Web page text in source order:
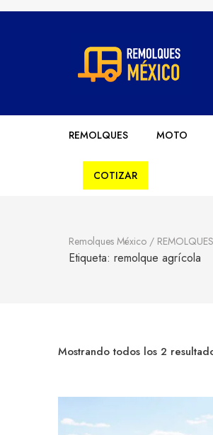
Remolques
REMOLQUES MOTO
COTIZAR
Remolques México / REMOLQUES
Etiqueta: remolque agrícola
Mostrando todos los 2